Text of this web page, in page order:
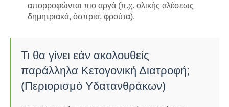
απορροφώνται πιο αργά (π.χ. ολικής αλέσεως
δημητριακά, όσπρια, φρούτα).
Τι θα γίνει εάν ακολουθείς
παράλληλα Κετογονική Διατροφή;
(Περιορισμό Υδατανθράκων)